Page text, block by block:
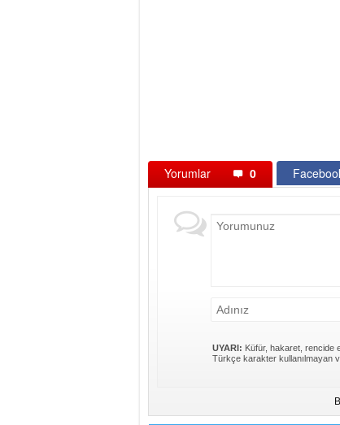
Yorumlar 0
UYARI: Küfür, hakaret, rencide
Türkçe karakter kullanılmayan